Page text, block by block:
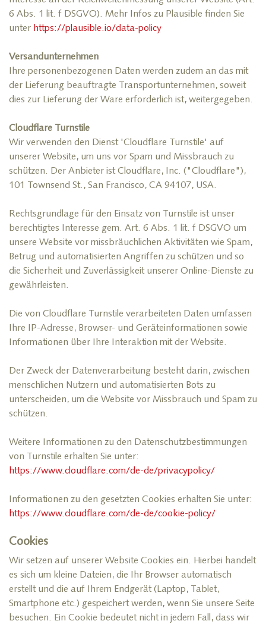
6 Abs. 1 lit. f DSGVO). Mehr Infos zu Plausible finden Sie
unter https://plausible.io/data-policy
Versandunternehmen
Ihre personenbezogenen Daten werden zudem an das mit
der Lieferung beauftragte Transportunternehmen, soweit
dies zur Lieferung der Ware erforderlich ist, weitergegeben.
Cloudflare Turnstile
Wir verwenden den Dienst 'Cloudflare Turnstile' auf
unserer Website, um uns vor Spam und Missbrauch zu
schützen. Der Anbieter ist Cloudflare, Inc. ("Cloudflare"),
101 Townsend St., San Francisco, CA 94107, USA.
Rechtsgrundlage für den Einsatz von Turnstile ist unser
berechtigtes Interesse gem. Art. 6 Abs. 1 lit. f DSGVO um
unsere Website vor missbräuchlichen Aktivitäten wie Spam,
Betrug und automatisierten Angriffen zu schützen und so
die Sicherheit und Zuverlässigkeit unserer Online-Dienste zu
gewährleisten.
Die von Cloudflare Turnstile verarbeiteten Daten umfassen
Ihre IP-Adresse, Browser- und Geräteinformationen sowie
Informationen über Ihre Interaktion mit der Website.
Der Zweck der Datenverarbeitung besteht darin, zwischen
menschlichen Nutzern und automatisierten Bots zu
unterscheiden, um die Website vor Missbrauch und Spam zu
schützen.
Weitere Informationen zu den Datenschutzbestimmungen
von Turnstile erhalten Sie unter:
https://www.cloudflare.com/de-de/privacypolicy/
Informationen zu den gesetzten Cookies erhalten Sie unter:
https://www.cloudflare.com/de-de/cookie-policy/
Cookies
Wir setzen auf unserer Website Cookies ein. Hierbei handelt
es sich um kleine Dateien, die Ihr Browser automatisch
erstellt und die auf Ihrem Endgerät (Laptop, Tablet,
Smartphone etc.) gespeichert werden, wenn Sie unsere Seite
besuchen. Ein Cookie bedeutet nicht in jedem Fall, dass wir